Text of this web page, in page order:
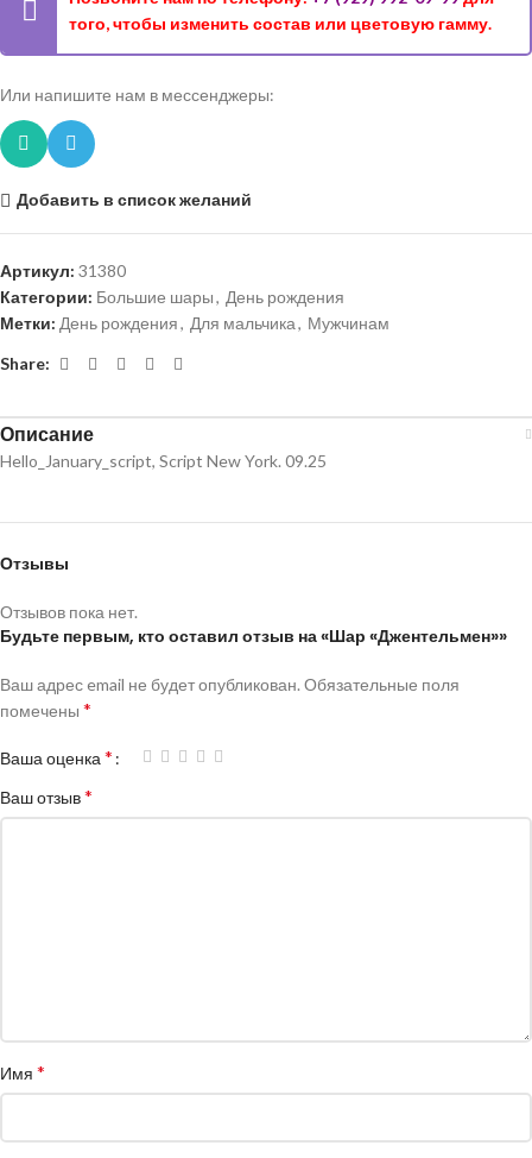
того, чтобы изменить состав или цветовую гамму.
Или напишите нам в мессенджеры:
Добавить в список желаний
Артикул: 31380
Категории: Большие шары, День рождения
Метки: День рождения, Для мальчика, Мужчинам
Share:
Описание
Hello_January_script, Script New York. 09.25
Отзывы
Отзывов пока нет.
Будьте первым, кто оставил отзыв на «Шар «Джентельмен»»
Ваш адрес email не будет опубликован. Обязательные поля
помечены *
Ваша оценка *
Ваш отзыв*
Имя *